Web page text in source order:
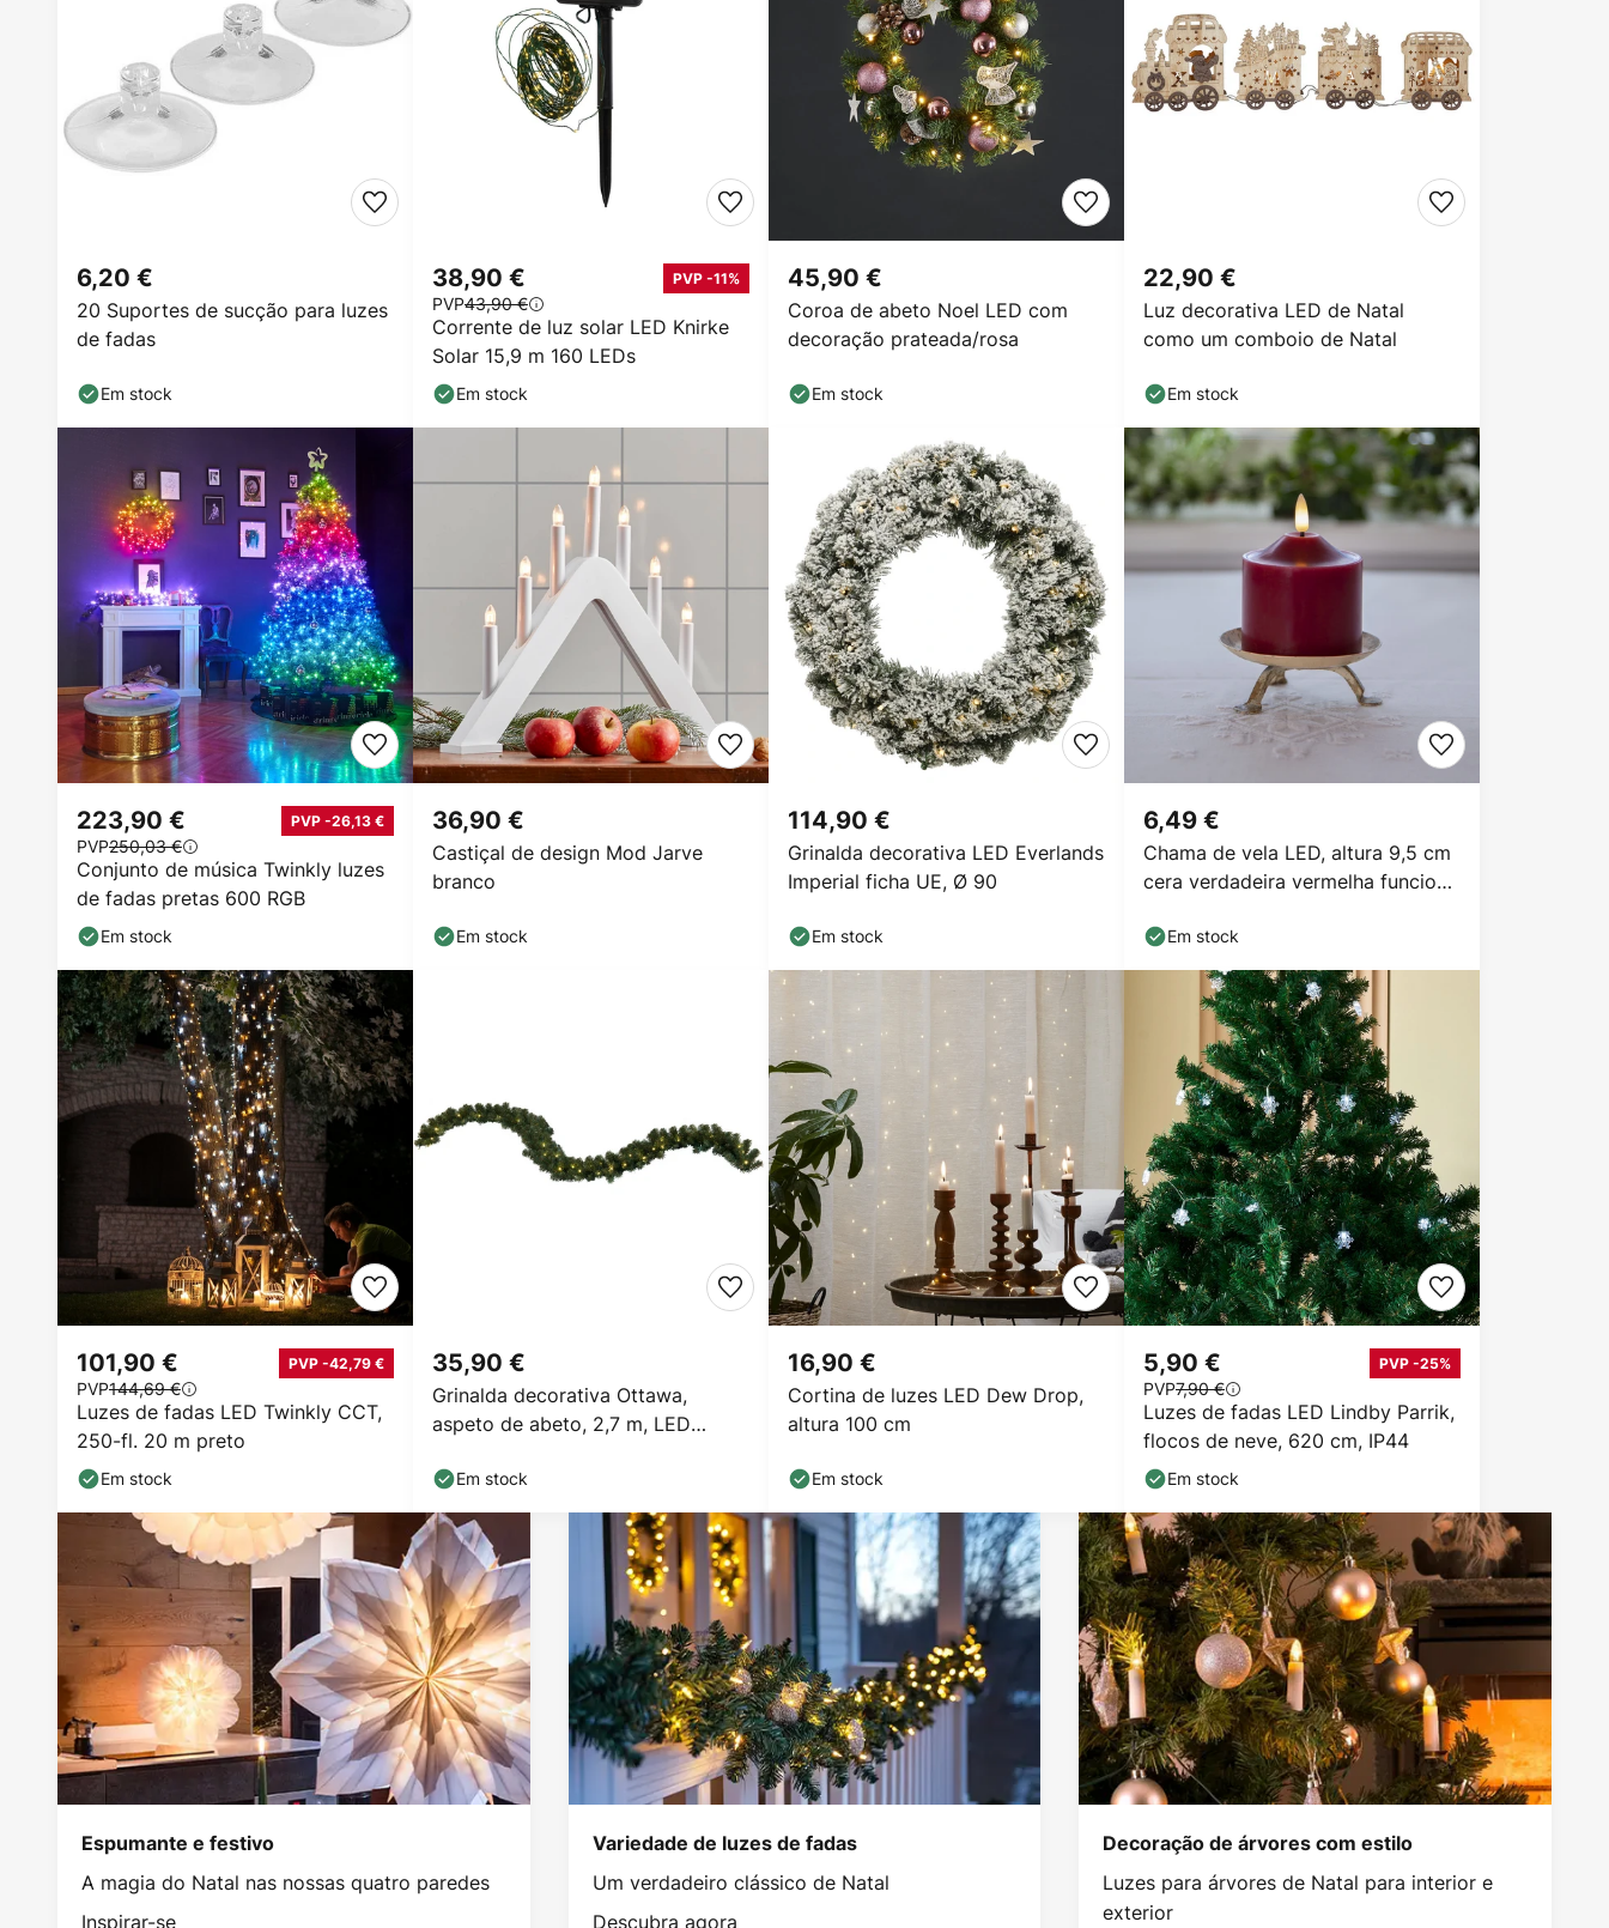
20 Suportes de sucção para luzes
de fadas
6,20 €
Em stock
Corrente de luz solar LED Knirke
Solar 15,9 m 160 LEDs
38,90 € PVP -11%
PVP43,90 €
Em stock
Coroa de abeto Noel LED com
decoração prateada/rosa
45,90 €
Em stock
Luz decorativa LED de Natal
como um comboio de Natal
22,90 €
Em stock
Conjunto de música Twinkly luzes
de fadas pretas 600 RGB
223,90 € PVP -26,13 €
PVP250,03 €
Em stock
Castiçal de design Mod Jarve
branco
36,90 €
Em stock
Grinalda decorativa LED Everlands
Imperial ficha UE, Ø 90
114,90 €
Em stock
Chama de vela LED, altura 9,5 cm
cera verdadeira vermelha funciona
6,49 €
Em stock
Luzes de fadas LED Twinkly CCT,
250-fl. 20 m preto
101,90 € PVP -42,79 €
PVP144,69 €
Em stock
Grinalda decorativa Ottawa,
aspeto de abeto, 2,7 m, LED
35,90 €
Em stock
Cortina de luzes LED Dew Drop,
altura 100 cm
16,90 €
Em stock
Luzes de fadas LED Lindby Parrik,
flocos de neve, 620 cm, IP44
5,90 € PVP -25%
PVP7,90 €
Em stock
Espumante e festivo
A magia do Natal nas nossas quatro paredes
Inspirar-se
Variedade de luzes de fadas
Um verdadeiro clássico de Natal
Descubra agora
Decoração de árvores com estilo
Luzes para árvores de Natal para interior e
exterior